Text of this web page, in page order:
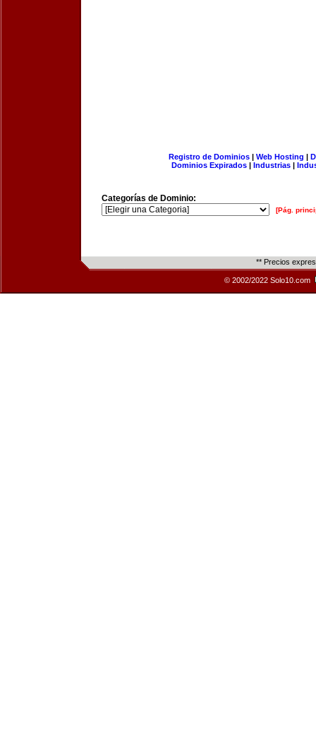
Registro de Dominios| Web Hosting |
Dominios Expirados | Industrias |
Categorías de Dominio:
[Pág.
** Precios
© 2002/2022 Solo10.com